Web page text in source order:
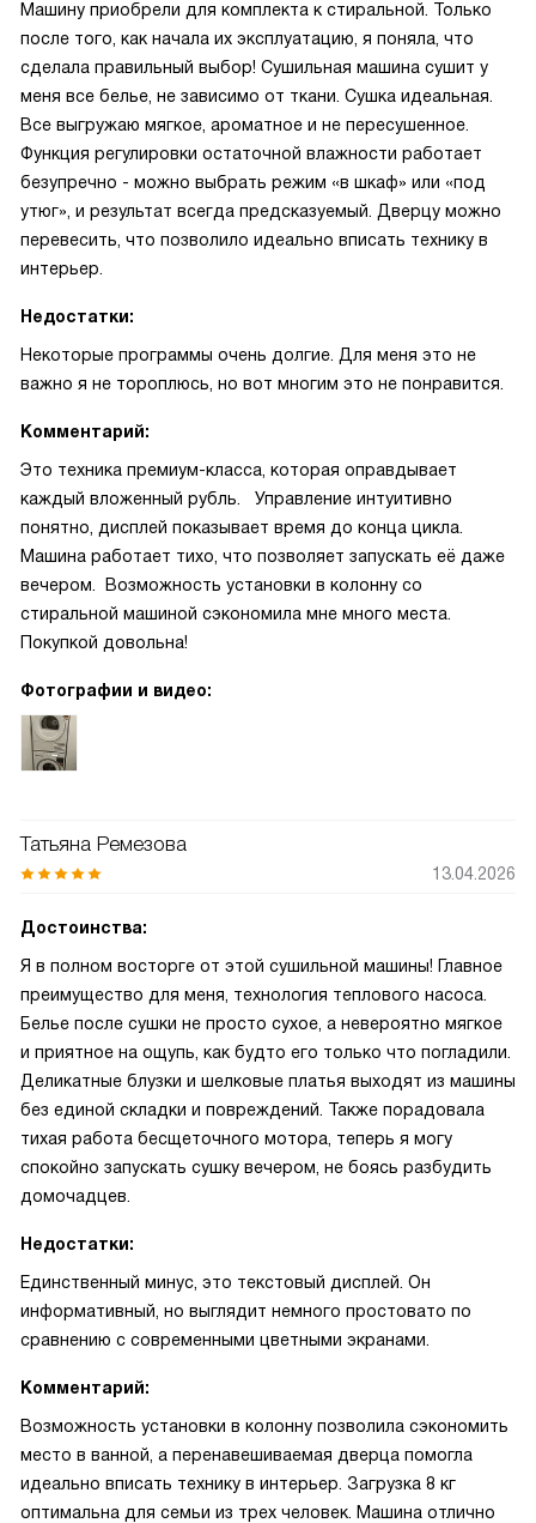
Машину приобрели для комплекта к стиральной. Только
после того, как начала их эксплуатацию, я поняла, что
сделала правильный выбор! Сушильная машина сушит у
меня все белье, не зависимо от ткани. Сушка идеальная.
Все выгружаю мягкое, ароматное и не пересушенное.
Функция регулировки остаточной влажности работает
безупречно - можно выбрать режим «в шкаф» или «под
утюг», и результат всегда предсказуемый. Дверцу можно
перевесить, что позволило идеально вписать технику в
интерьер.
Недостатки:
Некоторые программы очень долгие. Для меня это не
важно я не тороплюсь, но вот многим это не понравится.
Комментарий:
Это техника премиум-класса, которая оправдывает
каждый вложенный рубль. Управление интуитивно
понятно, дисплей показывает время до конца цикла.
Машина работает тихо, что позволяет запускать её даже
вечером. Возможность установки в колонну со
стиральной машиной сэкономила мне много места.
Покупкой довольна!
Фотографии и видео:
Татьяна Ремезова
13.04.2026
Достоинства:
Я в полном восторге от этой сушильной машины! Главное
преимущество для меня, технология теплового насоса.
Белье после сушки не просто сухое, а невероятно мягкое
и приятное на ощупь, как будто его только что погладили.
Деликатные блузки и шелковые платья выходят из машины
без единой складки и повреждений. Также порадовала
тихая работа бесщеточного мотора, теперь я могу
спокойно запускать сушку вечером, не боясь разбудить
домочадцев.
Недостатки:
Единственный минус, это текстовый дисплей. Он
информативный, но выглядит немного простовато по
сравнению с современными цветными экранами.
Комментарий:
Возможность установки в колонну позволила сэкономить
место в ванной, а перенавешиваемая дверца помогла
идеально вписать технику в интерьер. Загрузка 8 кг
оптимальна для семьи из трех человек. Машина отлично